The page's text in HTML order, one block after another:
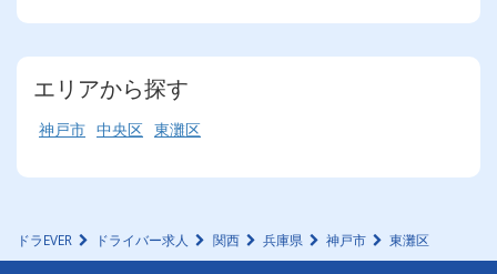
エリアから探す
神戸市 中央区 東灘区
ドラEVER ドライバー求人 関西 兵庫県 神戸市 東灘区